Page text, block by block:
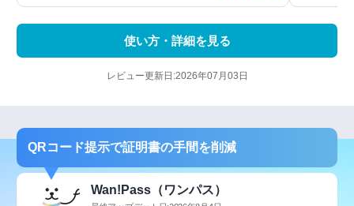
使い方・詳細を見る
レビュー更新日:2026年07月03日
QRコード提示で証明書の手間を削減
Wan!Pass（ワンパス）